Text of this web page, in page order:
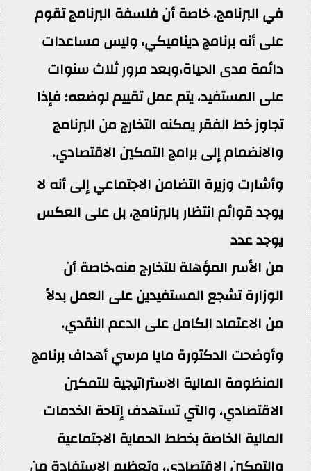
في البرنامج، خاصة أن فلسفة البرنامج تقوم
على أنه برنامج ديناميكي، وليس مساعدات
دائمة مدى الحياة،وبعد مرور ثلاث سنوات
على المستفيد، يتم عمل تقييم لوضعه؛ فإذا
تجاوز خط الفقر يمكنه التخارج من البرنامج
والانضمام إلى برامج التمكين الاقتصادي.
وأشارت وزيرة التضامن الاجتماعي إلى أنه لا
يوجد قوائم انتظار بالبرنامج، بل على العكس
يوجد عدد
من الأسر المؤهلة للتخارج منه،خاصة أن
الوزارة تشجع المستفيدين على العمل بدلاً
من الاعتماد الكامل على الدعم النقدي.
وأوضحت الدكتورة مايا مرسي أهداف برنامج
المنظومة المالية الاستراتيجية للتمكين
الاقتصادي، والتي تستهدف إتاحة الخدمات
المالية الخاصة بخطط الحماية الاجتماعية